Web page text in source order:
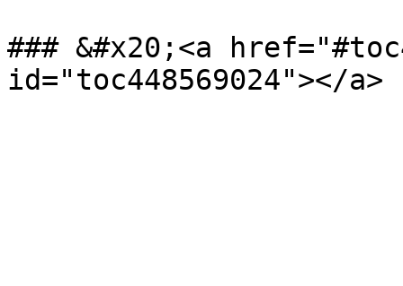
### &#x20;<a